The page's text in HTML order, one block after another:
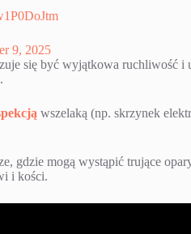
9, 2025
się być wyjątkowa
wszelaką (np. skrzynek
gdzie mogą wystąpić trujące
i kości.